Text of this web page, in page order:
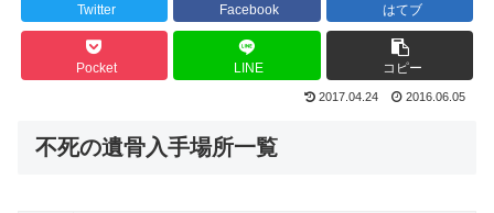
Twitter Facebook はてブ
Pocket LINE コピー
2017.04.24 2016.06.05
不死の遺骨入手場所一覧